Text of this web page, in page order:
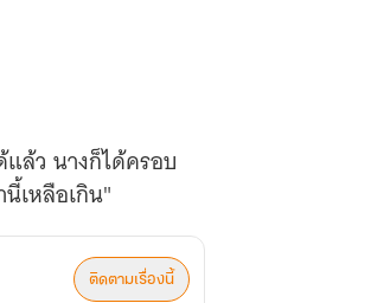
ล้ว นางก็ได้ครอบ
เหลือเกิน"
ติดตามเรื่องนี้